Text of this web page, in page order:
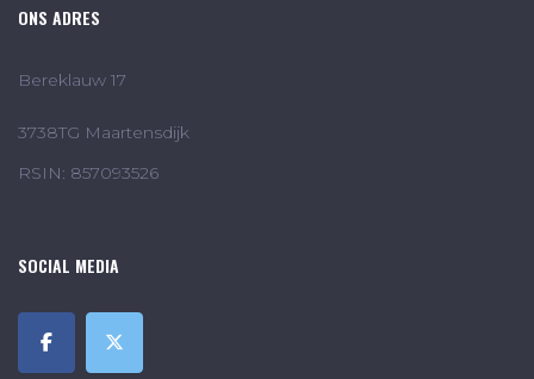
ONS ADRES
Bereklauw 17
3738TG Maartensdijk
RSIN: 857093526
SOCIAL MEDIA